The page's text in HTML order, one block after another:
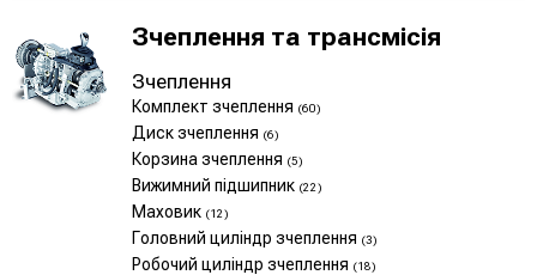
Зчеплення та трансмісія
Зчеплення
Комплект зчеплення (60)
Диск зчеплення (6)
Корзина зчеплення (5)
Вижимний підшипник (22)
Маховик (12)
Головний циліндр зчеплення (3)
Робочий циліндр зчеплення (18)